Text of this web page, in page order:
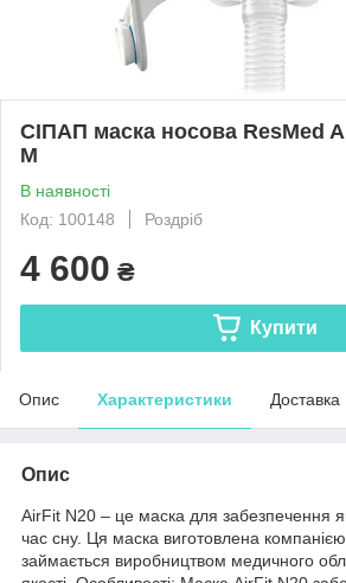
СІПАП маска носова ResMed
M
В наявності
Код: 100148
Роздріб
4 600 ₴
Купити
Опис Характеристики Доставка
Опис
AirFit N20 – це маска для забезпечення
час сну. Ця маска виготовлена
займається виробництвом медичного